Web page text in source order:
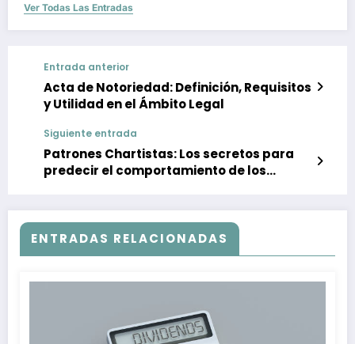
Ver Todas Las Entradas
Entrada anterior
Acta de Notoriedad: Definición, Requisitos
y Utilidad en el Ámbito Legal
Siguiente entrada
Patrones Chartistas: Los secretos para
predecir el comportamiento de los
ENTRADAS RELACIONADAS